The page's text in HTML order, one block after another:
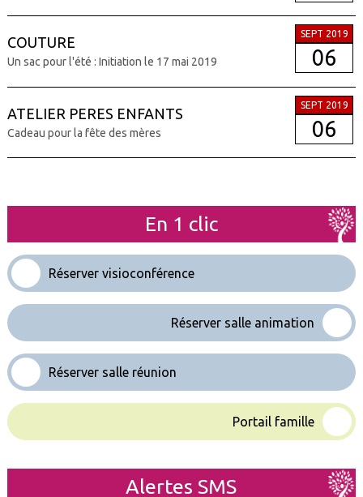
COUTURE
Un sac pour l'été : Initiation le 17 mai 2019
SEPT 2019
06
ATELIER PERES ENFANTS
Cadeau pour la fête des mères
SEPT 2019
06
En 1 clic
Réserver visioconférence
Réserver salle animation
Réserver salle réunion
Portail famille
Alertes SMS